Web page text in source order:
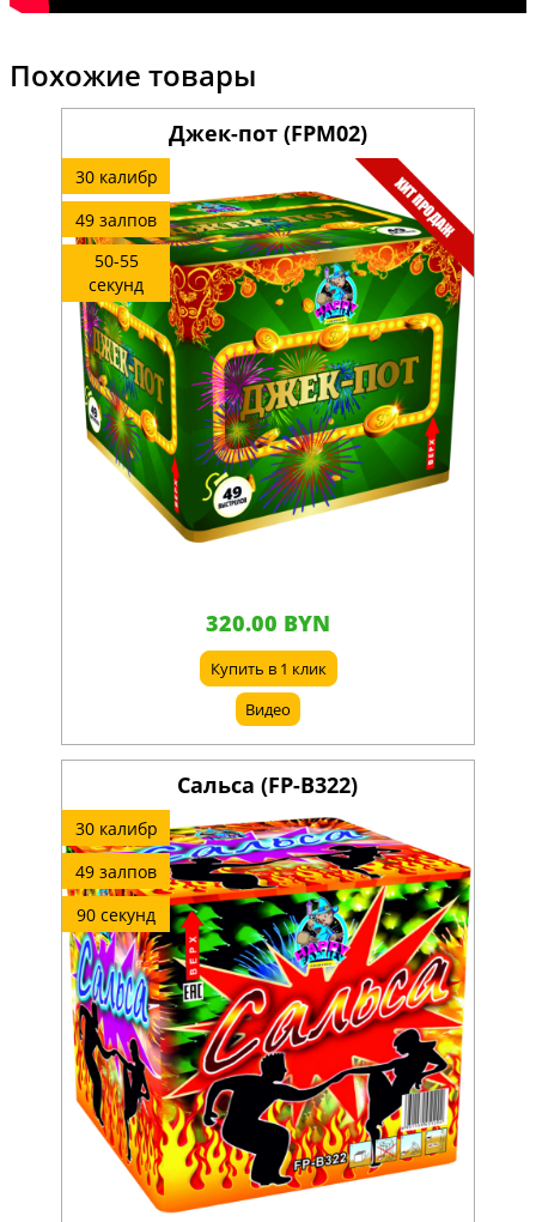
Похожие товары
Джек-пот (FPM02)
30 калибр
49 залпов
50-55
секунд
320.00 BYN
Купить в 1 клик
Видео
Сальса (FP-B322)
30 калибр
49 залпов
90 секунд